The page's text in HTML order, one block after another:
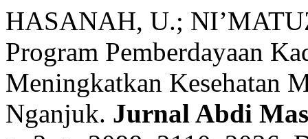
HASANAH, U.;
Program Pemberdayaan
Meningkatkan Kesehatan
Nganjuk. Jurnal Abdi